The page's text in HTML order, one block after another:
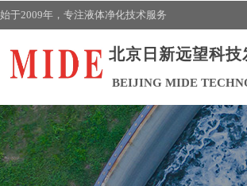
始于2009年， 专注液体净化技术服务
BEIJING MIDE
北京日新远望科技